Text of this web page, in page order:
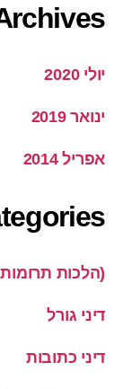
יולי 2020
ינואר 2019
אפריל 2014
(הלכות
דיני גורל
דיני כתובות